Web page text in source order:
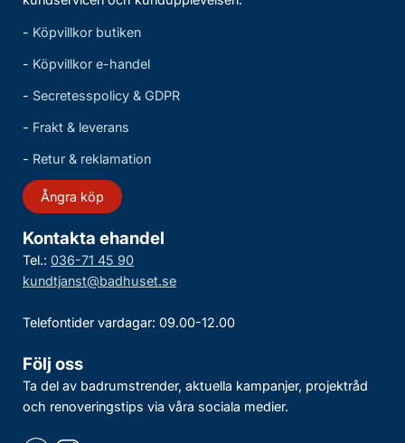
- Köpvillkor butiken
- Köpvillkor e-handel
- Secretesspolicy & GDPR
- Frakt & leverans
- Retur & reklamation
Ångra köp
Kontakta ehandel
Tel.: 036-71 45 90
kundtjanst@badhuset.se
Telefontider vardagar: 09.00-12.00
Följ oss
Ta del av badrumstrender, aktuella kampanjer, projektråd
och renoveringstips via våra sociala medier.